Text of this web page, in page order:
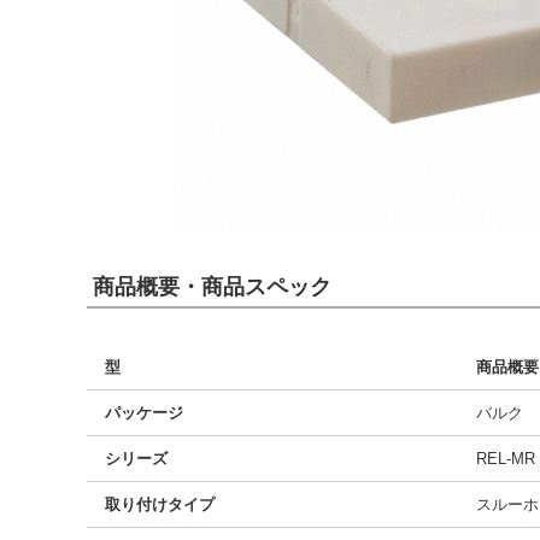
商品概要・商品スペック
型 商品概要
パッケージ バルク
シリーズ REL-MR
取り付けタイプ スルー